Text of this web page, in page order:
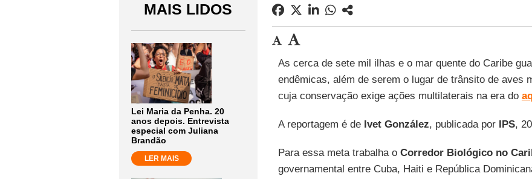
MAIS LIDOS
Lei Maria da Penha. 20
anos depois. Entrevista
especial com Juliana
Brandão
LER MAIS
As cerca de sete mil ilhas e o mar quente do Caribe
endêmicas, além de serem o lugar de trânsito de aves
cuja conservação exige ações multilaterais na era do
A reportagem é de Ivet González, publicada por IPS,
Para essa meta trabalha o Corredor Biológico no
governamental entre Cuba, Haiti e República